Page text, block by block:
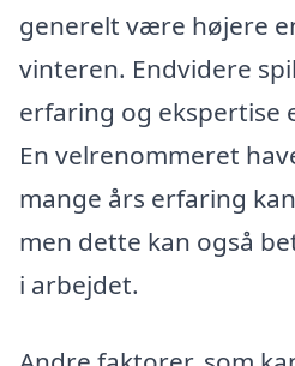
generelt være højere
vinteren. Endvidere
erfaring og ekspertise
En velrenommeret
mange års erfaring
men dette kan også
i arbejdet.